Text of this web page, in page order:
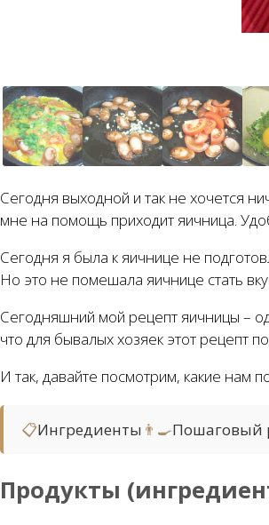
Сегодня выходной и так не хочется
мне на помощь приходит яичница.
Сегодня я была к яичнице не
Но это не помешала яичнице стать
Сегодняшний мой рецепт яичницы –
что для бывалых хозяек этот рецепт
И так, давайте посмотрим, какие нам
📋Ингредиенты 👨‍🍳Пошаговый
Продукты